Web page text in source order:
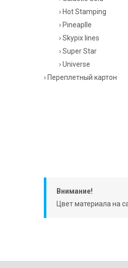
› Hot Stamping
› Pineaplle
› Skypix lines
› Super Star
› Universe
› Переплетный картон
Внимание!
Цвет материала на